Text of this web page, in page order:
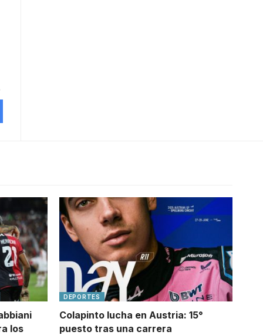
los
DEPORTES
Colapinto lucha en Austria: 15°
puesto tras una carrera